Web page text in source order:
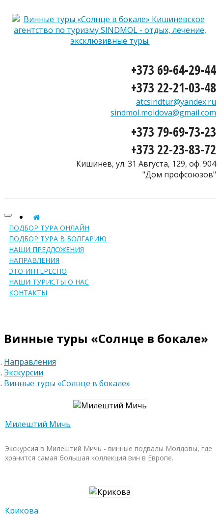
+373 69-64-29-44
+373 22-21-03-48
atcsindtur@yandex.ru
sindmol.moldova@gmail.com
+373 79-69-73-23
+373 22-23-83-72
Кишинев, ул. 31 Августа, 129, оф. 904
"Дом профсоюзов"
Toggle
navigation
ПОДБОР ТУРА ОНЛАЙН
ПОДБОР ТУРА В БОЛГАРИЮ
НАШИ ПРЕДЛОЖЕНИЯ
НАПРАВЛЕНИЯ
ЭТО ИНТЕРЕСНО
НАШИ ТУРИСТЫ О НАС
КОНТАКТЫ
Винные туры «Солнце в бокале»
Направления
Экскурсии
Винные туры «Солнце в бокале»
Милештий Мичь
Экскурсия в Милештий Мичь - винные подвалы Молдовы, где
хранится самая большая коллекция вин в Европе.
Крикова